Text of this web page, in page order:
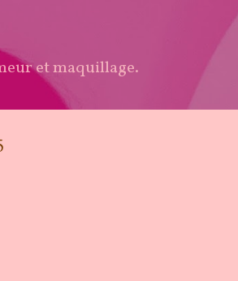
et maquillage.